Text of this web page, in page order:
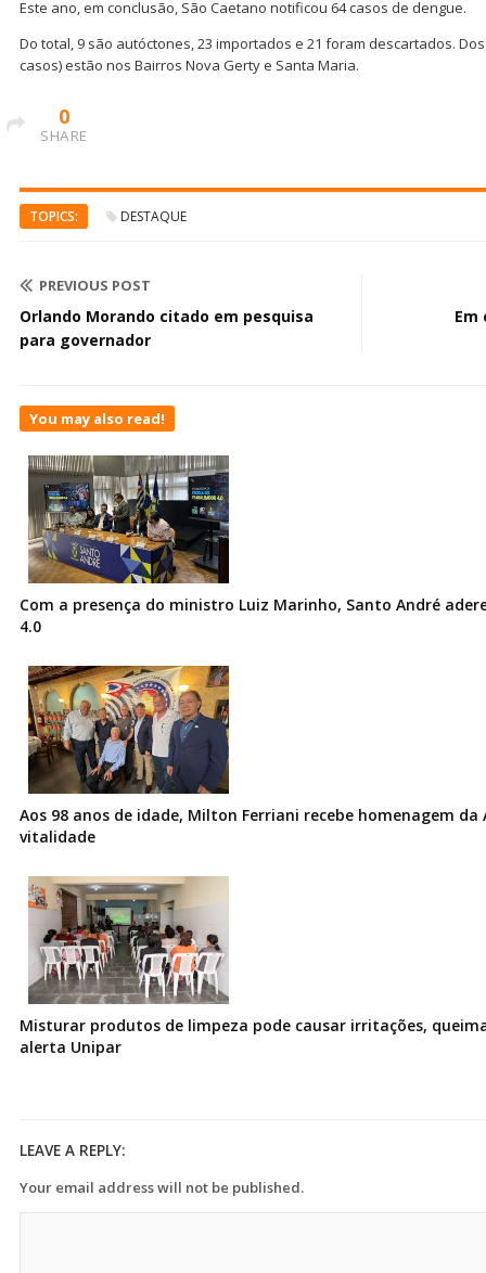
Este ano, em conclusão, São Caetano notificou 64 casos de dengue.
Do total, 9 são autóctones, 23 importados e 21 foram descartados.
casos) estão nos Bairros Nova Gerty e Santa Maria.
0
SHARE
TOPICS: DESTAQUE
PREVIOUS POST
Orlando Morando citado em pesquisa
para governador
Em
You may also read!
Com a presença do ministro Luiz Marinho, Santo André
4.0
Aos 98 anos de idade, Milton Ferriani recebe homenagem da
vitalidade
Misturar produtos de limpeza pode causar irritações,
alerta Unipar
LEAVE A REPLY:
Your email address will not be published.